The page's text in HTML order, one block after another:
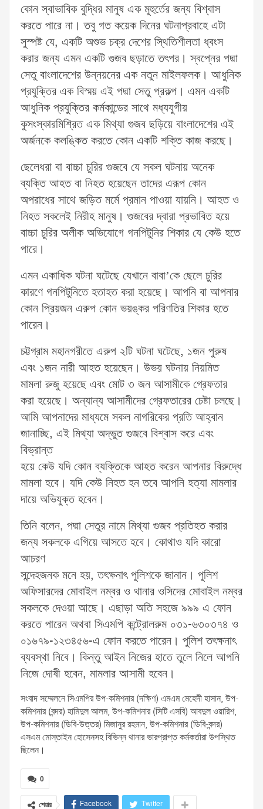
কোন স্বাভাবিক বুদ্ধির মানুষ এক মুহুর্তের জন্য বিশ্বাস
করতে পারে না। তবু গত কয়েক দিনের ঘটনাপ্রবাহে এটা
সুস্পষ্ট যে, একটি অশুভ চক্র দেশের স্থিতিশীলতা ধ্বংস
করার জন্য এমন একটি গুজব ছড়াতে তৎপর। স্বপ্নের পদ্মা
সেতু বাংলাদেশের উন্নয়নের এক নতুন মাইলফলক। আধুনিক
প্রযুক্তির এক বিস্ময় এই পদ্মা সেতু প্রকল্প। এমন একটি
আধুনিক প্রযুক্তির কর্মকান্ডের সাথে মধ্যযুগীয়
কুসংস্কারমিশ্রিত এক মিথ্যা গুজব ছড়িয়ে বাংলাদেশের এই
অর্জনকে কলঙ্কিত করতে কোন একটি শক্তি কাজ করছে।
ছেলেধরা বা বাচ্চা চুরির গুজবে যে সকল ঘটনায় অনেক
ব্যক্তি আহত বা নিহত হয়েছেন তাদের এরূপ কোন
অপরাধের সাথে জড়িত মর্মে প্রমান পাওয়া যায়নি। আহত ও
নিহত সকলেই নিরীহ মানুষ। গুজবের দ্বারা প্রভাবিত হয়ে
বাচ্চা চুরির অলীক অভিযোগে গনপিটুনির শিকার যে কেউ হতে
পারে।
এমন একাধিক ঘটনা ঘটেছে যেখানে বাবা’কে ছেলে চুরির
কারণে গনপিটুনিতে হতাহত করা হয়েছে। আপনি বা আপনার
কোন প্রিয়জন এরুপ কোন ভয়ঙ্কর পরিণতির শিকার হতে
পারেন।
চট্টগ্রাম মহানগরীতে এরুপ ২টি ঘটনা ঘটেছে, ১জন পুরুষ
এবং ১জন নারী আহত হয়েছেন। উভয় ঘটনায় নিয়মিত
মামলা রুজু হয়েছে এবং মোট ৩ জন আসামীকে গ্রেফতার
করা হয়েছে। অন্যান্য আসামীদের গ্রেফতারের চেষ্টা চলছে।
আমি আপনাদের মাধ্যমে সকল নাগরিকের প্রতি আহ্বান
জানাচ্ছি, এই মিথ্যা অদ্ভুত গুজবে বিশ্বাস করে এবং
বিভ্রান্ত
হয়ে কেউ যদি কোন ব্যক্তিকে আহত করেন আপনার বিরুদ্ধে
মামলা হবে। যদি কেউ নিহত হন তবে আপনি হত্যা মামলার
দায়ে অভিযুক্ত হবেন।
তিনি বলেন, পদ্মা সেতুর নামে মিথ্যা গুজব প্রতিহত করার
জন্য সকলকে এগিয়ে আসতে হবে। কোথাও যদি কারো
আচরণ
সন্দেহজনক মনে হয়, তৎক্ষনাৎ পুলিশকে জানান। পুলিশ
অফিসারদের মোবাইল নম্বর ও থানার ওসিদের মোবাইল নম্বর
সকলকে দেওয়া আছে। এছাড়া অতি সহজে ৯৯৯ এ ফোন
করতে পারেন অথবা সিএমপি কন্ট্রোলরুম ০৩১-৬৩০৩৭৪ ও
০১৬৭৯-১২৩৪৫৬-এ ফোন করতে পারেন। পুলিশ তৎক্ষনাৎ
ব্যবস্থা নিবে। কিন্তু আইন নিজের হাতে তুলে নিলে আপনি
নিজে দোষী হবেন, মামলার আসামী হবেন।
সংবাদ সম্মেলনে সিএমপির উপ-কমিশনার (দক্ষিণ) এমএম মেহেদী হাসান, উপ-
কমিশনার (বন্দর) হামিদুল আলম, উপ-কমিশনার (সিটি এসবি) আবদুল ওয়ারিশ,
উপ-কমিশনার (ডিবি-উত্তর) মিজানুর রহমান, উপ-কমিশনার (ডিবি-বন্দর)
এসএম মোস্তাইন হোসেনসহ বিভিন্ন থানার ভারপ্রাপ্ত কর্মকর্তারা উপস্থিত
ছিলেন।
0
শেয়ার Facebook Twitter